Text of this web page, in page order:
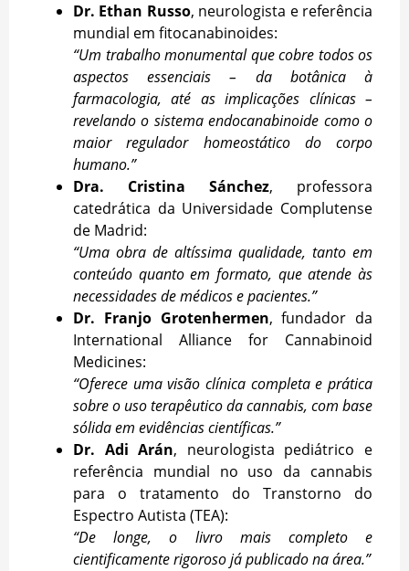
Dr. Ethan Russo, neurologista e referência
mundial em fitocanabinoides:
“Um trabalho monumental que cobre todos os
aspectos essenciais – da botânica à
farmacologia, até as implicações clínicas –
revelando o sistema endocanabinoide como o
maior regulador homeostático do corpo
humano.”
Dra. Cristina Sánchez, professora
catedrática da Universidade Complutense
de Madrid:
“Uma obra de altíssima qualidade, tanto em
conteúdo quanto em formato, que atende às
necessidades de médicos e pacientes.”
Dr. Franjo Grotenhermen, fundador da
International Alliance for Cannabinoid
Medicines:
“Oferece uma visão clínica completa e prática
sobre o uso terapêutico da cannabis, com base
sólida em evidências científicas.”
Dr. Adi Arán, neurologista pediátrico e
referência mundial no uso da cannabis
para o tratamento do Transtorno do
Espectro Autista (TEA):
“De longe, o livro mais completo e
cientificamente rigoroso já publicado na área.”